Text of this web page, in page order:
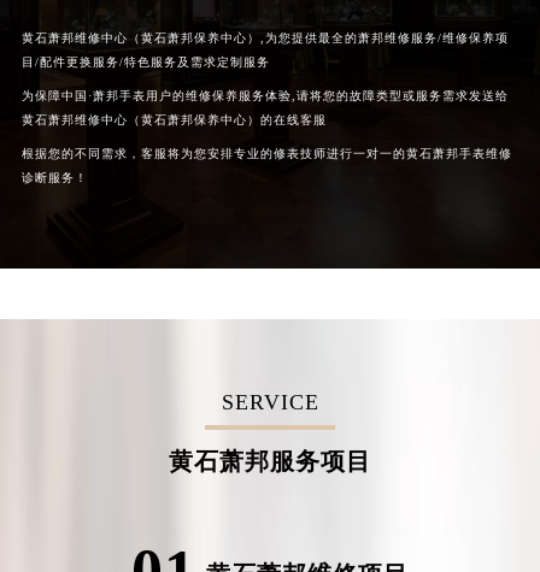
黄石萧邦维修中心（黄石萧邦保养中心）,为您提供最全的萧邦维修服务/维修保养项
目/配件更换服务/特色服务及需求定制服务
为保障中国·萧邦手表用户的维修保养服务体验,请将您的故障类型或服务需求发送给
黄石萧邦维修中心（黄石萧邦保养中心）的在线客服
根据您的不同需求，客服将为您安排专业的修表技师进行一对一的黄石萧邦手表维修
诊断服务！
SERVICE
黄石萧邦服务项目